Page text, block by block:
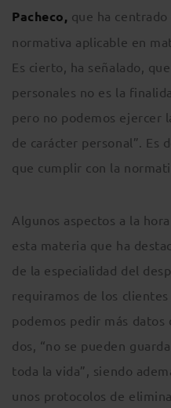
Pacheco, que ha
normativa aplicable en
Es cierto, ha señalado,
personales no es la
pero no podemos ejercer
de carácter personal”. Es
que cumplir con la
Algunos aspectos a la
esta materia que ha
de la especialidad del
requiramos de los
podemos pedir más datos
dos, “no se pueden
toda la vida”, siendo
unos protocolos de